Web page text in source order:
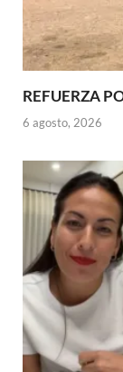
REFUERZA
6 agosto, 2026